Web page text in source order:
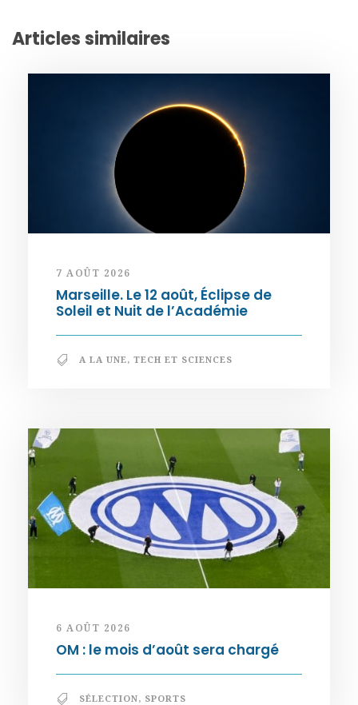
Articles similaires
7 AOÛT 2026
Marseille. Le 12 août, Éclipse de
Soleil et Nuit de l’Académie
A LA UNE, TECH ET SCIENCES
6 AOÛT 2026
OM : le mois d’août sera chargé
SÉLECTION, SPORTS